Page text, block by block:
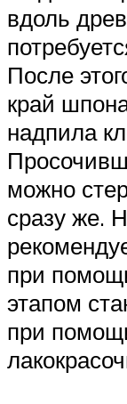
вдоль
После
край
надпила
можно
сразу же.
при
этапом
при